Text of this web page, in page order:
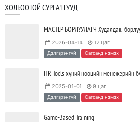
Борлуулагчид "ЮҮЛҮҮР"-т
2023/06/02 SHARE
Тодорхойгүй цаг үед CEO нар
JAVA программчлалын хэлний
байгуулагдлаа.
2023/05/15 SHARE
ХОЛБООТОЙ СУРГАЛТУУД
МАСТЕР БОРЛУУЛАГЧ Худалдан,
2026-04-14 12 цаг
Дэлгэрэнгүй Сагсанд нэмэх
HR Tools хүний нөөцийн менежерийн
2025-01-01 9 цаг
Дэлгэрэнгүй Сагсанд нэмэх
Game-Based Training